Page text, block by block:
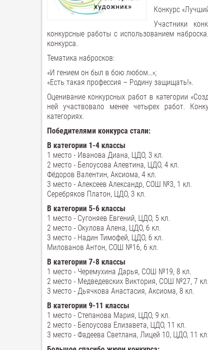
Конкурс
Участники
конкурсные работы с использованием
конкурса.
Тематика набросков:
«И гением он был в бою любом…»;
«Есть такая профессия – Родину защищать!».
Оценивание конкурсных работ в категории
ней участвовало менее четырех работ.
категориях.
Победителями конкурса стали:
В категории 1-4 классы
1 место - Иванова Диана, ЦДО, 3 кл.
2 место - Белоусова Алевтина, ЦДО, 4 кл.
Фёдоров Валентин, Аксиома, 4 кл.
3 место - Алексеев Александр, СОШ №3, 1 кл.
Серебряков Платон, ЦДО, 3 кл.
В категории 5-6 классы
1 место - Сугоняев Евгений, ЦДО, 5 кл.
2 место - Окулова Алена, ЦДО, 6 кл.
3 место - Надин Тимофей, ЦДО, 6 кл.
Милованов Антон, СОШ №16, 6 кл.
В категории 7-8 классы
1 место - Черемухина Дарья, СОШ №19, 8 кл.
2 место - Медведевских Виктория, СОШ №27, 7 кл.
3 место - Дьячкова Анастасия, Аксиома, 8 кл.
В категории 9-11 классы
1 место - Степанова Мария, ЦДО, 9 кл.
2 место - Белоусова Елизавета, ЦДО, 11 кл.
3 место - Фадеева Светлана, Лицей 10, ЦДО, 11 кл.